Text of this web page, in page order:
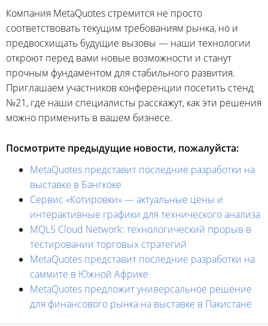
Компания MetaQuotes стремится не просто
соответствовать текущим требованиям рынка, но и
предвосхищать будущие вызовы — наши технологии
откроют перед вами новые возможности и станут
прочным фундаментом для стабильного развития.
Приглашаем участников конференции посетить стенд
№21, где наши специалисты расскажут, как эти решения
можно применить в вашем бизнесе.
Посмотрите предыдущие новости, пожалуйста:
MetaQuotes представит последние разработки на
выставке в Бангкоке
Сервис «Котировки» — актуальные цены и
интерактивные графики для технического анализа
MQL5 Cloud Network: технологический прорыв в
тестировании торговых стратегий
MetaQuotes представит последние разработки на
саммите в Южной Африке
MetaQuotes предложит универсальное решение
для финансового рынка на выставке в Пакистане